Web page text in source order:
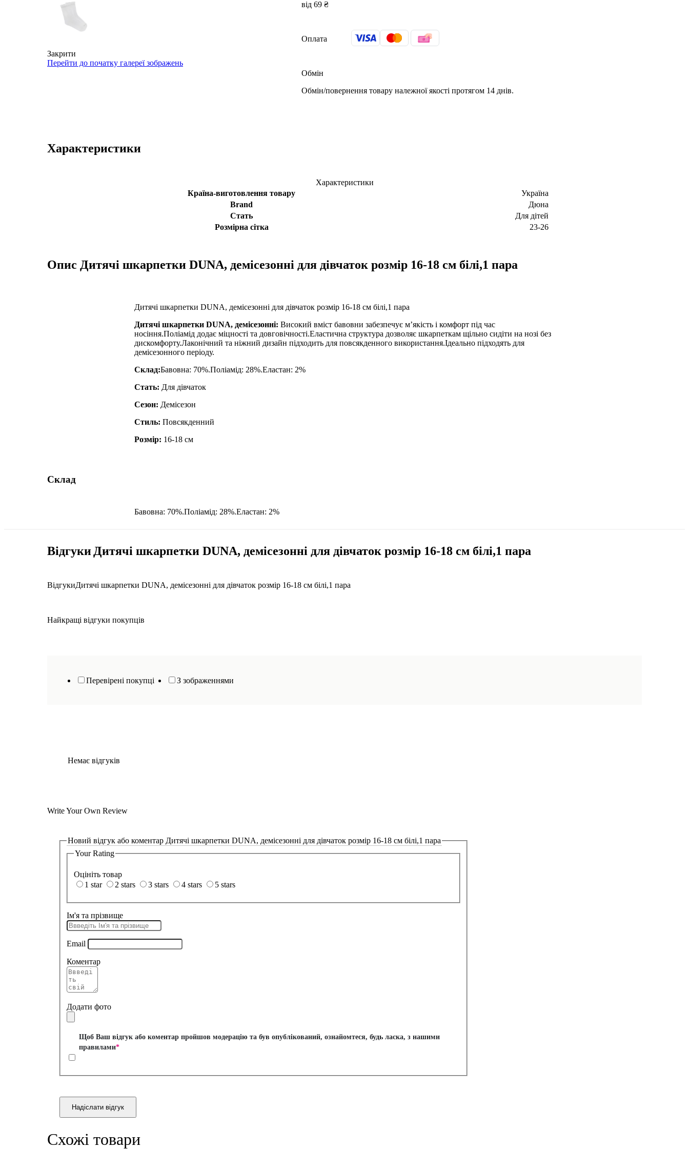
Закрити
Перейти до початку галереї зображень
від 69 ₴
Оплата
Обмін
Обмін/повернення товару належної якості протягом 14 днів.
Характеристики
Характеристики
Країна-виготовлення товару
Україна
Brand
Дюна
Стать
Для дітей
Розмірна сітка
23-26
Опис Дитячі шкарпетки DUNA, демісезонні для дівчаток розмір 16-18 см білі,1 пара
Дитячі шкарпетки DUNA, демісезонні для дівчаток розмір 16-18 см білі,1 пара
Дитячі шкарпетки DUNA, демісезонні: Високий вміст бавовни забезпечує м’якість і комфорт під час
носіння.Поліамід додає міцності та довговічності.Еластична структура дозволяє шкарпеткам щільно сидіти на нозі без
дискомфорту.Лаконічний та ніжний дизайн підходить для повсякденного використання.Ідеально підходять для
демісезонного періоду.
Склад:Бавовна: 70%.Поліамід: 28%.Еластан: 2%
Стать: Для дівчаток
Сезон: Демісезон
Стиль: Повсякденний
Розмір: 16-18 см
Склад
Бавовна: 70%.Поліамід: 28%.Еластан: 2%
Відгуки Дитячі шкарпетки DUNA, демісезонні для дівчаток розмір 16-18 см білі,1 пара
ВідгукиДитячі шкарпетки DUNA, демісезонні для дівчаток розмір 16-18 см білі,1 пара
Найкращі відгуки покупців
Перевірені покупці З зображеннями
Немає відгуків
Write Your Own Review
Новий відгук або коментар Дитячі шкарпетки DUNA, демісезонні для дівчаток розмір 16-18 см білі,1 пара
Your Rating
Оцініть товар
1 star
2 stars 3 stars 4 stars 5 stars
Ім'я та прізвище
Email
Коментар
Додати фото
Щоб Ваш відгук або коментар пройшов модерацію та був опублікований, ознайомтеся, будь ласка, з нашими
правилами*
Надіслати відгук
Схожі товари